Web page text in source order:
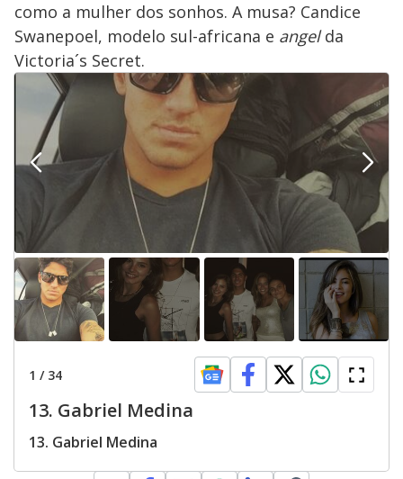
como a mulher dos sonhos. A musa? Candice
Swanepoel, modelo sul-africana e angelda
Victoria´s Secret.
1 / 34
13. Gabriel Medina
13. Gabriel Medina